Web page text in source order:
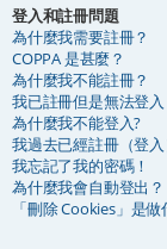
登入和註冊問題
為什麼我需要註冊？
COPPA 是甚麼？
為什麼我不能註冊？
我已註冊但是無法登入
為什麼我不能登入?
我過去已經註冊（登
我忘記了我的密碼！
為什麼我會自動登出？
「刪除 Cookies」是做